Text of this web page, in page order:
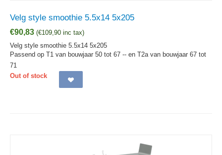
Velg style smoothie 5.5x14 5x205
€90,83 (€109,90 inc tax)
Velg style smoothie 5.5x14 5x205
Passend op T1 van bouwjaar 50 tot 67 -- en T2a van bouwjaar 67 tot
71
Out of stock